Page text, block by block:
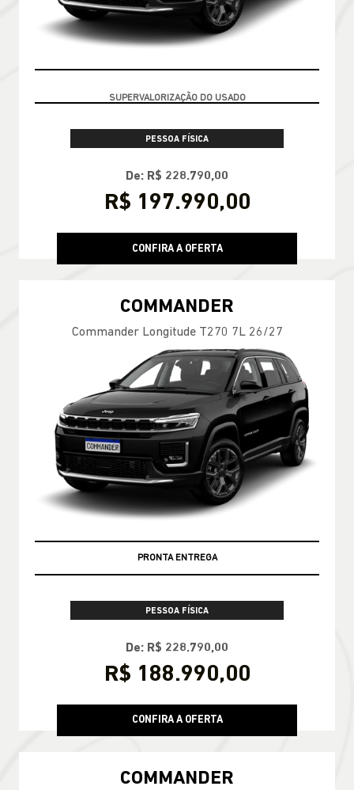
PESSOA FÍSICA
De: R$ 228.790,00
R$ 197.990,00
CONFIRA A OFERTA
COMMANDER
Commander Longitude T270 7L 26/27
PRONTA ENTREGA
PESSOA FÍSICA
De: R$ 228.790,00
R$ 188.990,00
CONFIRA A OFERTA
COMMANDER